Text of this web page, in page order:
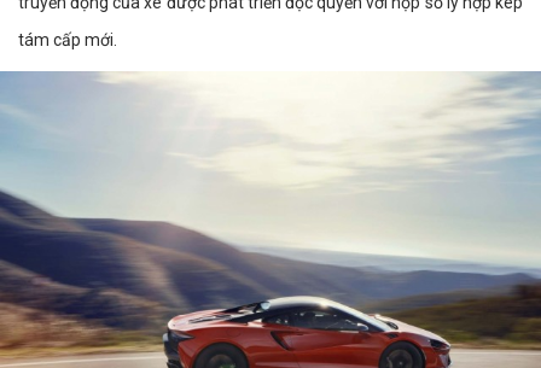
tám cấp mới.